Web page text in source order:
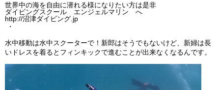
世界中の海を自由に潜れる様になりたい方は是非
ダイビングスクール エンジェルマリン へ
http://沼津ダイビング.jp
・
水中移動は水中スクーターで！新郎はそうでもないけど、新婦は長
いドレスを着るとフィンキックで進むことが出来なくなるんです。